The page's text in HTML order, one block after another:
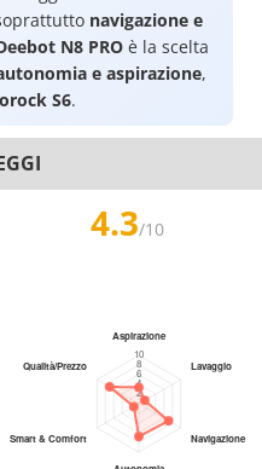
navigazione e
N8 PROè la scelta
e aspirazione,
S6.
4.3/10